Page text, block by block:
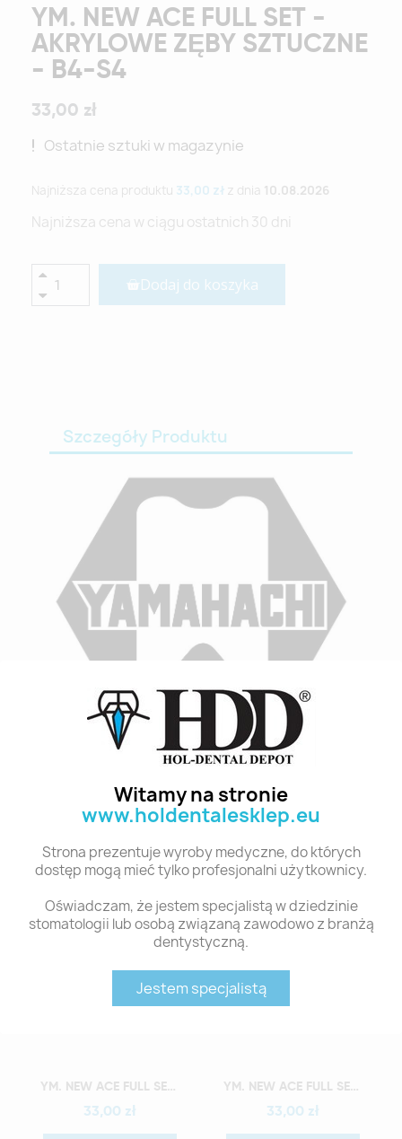
Witamy na stronie
www.holdentalesklep.eu
Strona prezentuje wyroby medyczne, do których
dostęp mogą mieć tylko profesjonalni użytkownicy.
Oświadczam, że jestem specjalistą w dziedzinie
stomatologii lub osobą związaną zawodowo z branżą
dentystyczną.
Jestem specjalistą
YM. NEW ACE FULL SET -
AKRYLOWE ZĘBY SZTUCZNE
- B4-S4
33,00 zł
Ostatnie sztuki w magazynie
Najniższa cena produktu 33,00 zł z dnia 10.08.2026
Najniższa cena w ciągu ostatnich 30 dni
Dodaj do koszyka
Szczegóły Produktu
B4 S4 28
Polecane produkty z tej kategorii
Szybki podgląd YM. NEW ACE FULL SET - AKRYLOWE ZĘBY SZTUCZNE - B4-O2
33,00 zł
Szybki podgląd YM. NEW ACE FULL SET - AKRYLOWE ZĘBY SZTUCZNE - B4-O3
33,00 zł